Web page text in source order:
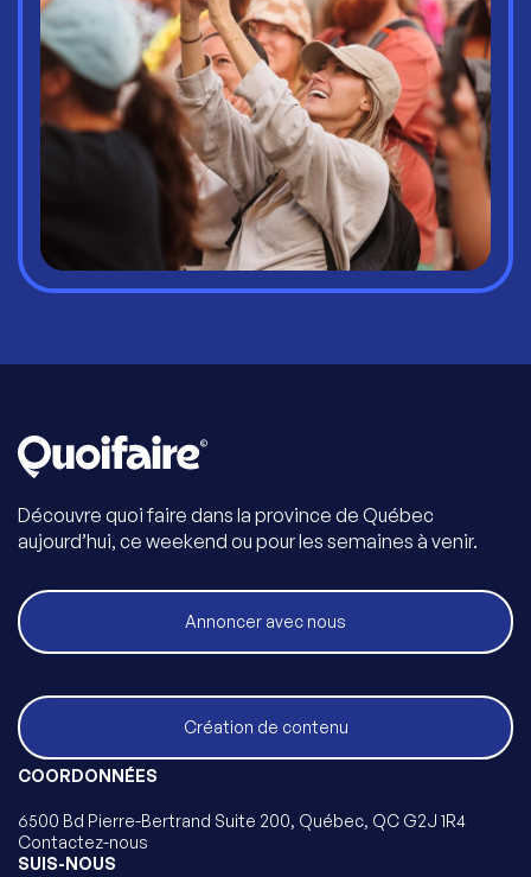
Découvre quoi faire dans la province de Québec
aujourd’hui, ce weekend ou pour les semaines à venir.
Annoncer avec nous
Création de contenu
COORDONNÉES
6500 Bd Pierre-Bertrand Suite 200, Québec, QC G2J 1R4
Contactez-nous
SUIS-NOUS